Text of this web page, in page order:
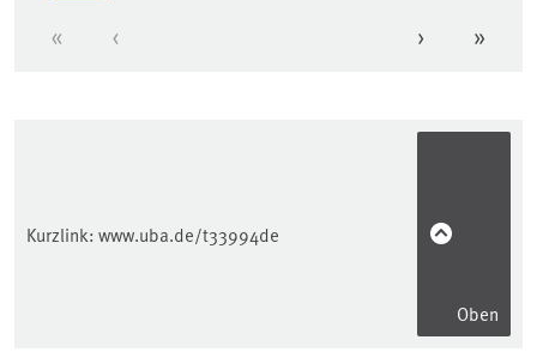
Erste Seite
« Vorherige Seite
‹ Nächste
› »
Kurzlink: www.uba.de/t33994de
Oben